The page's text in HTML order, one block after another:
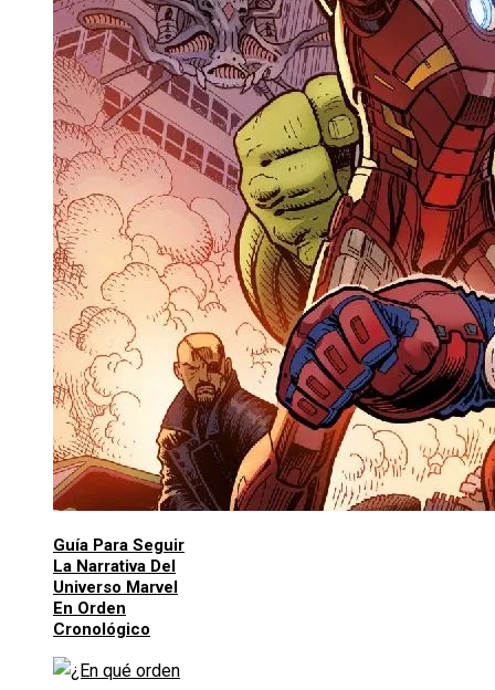
Guía Para Seguir
La Narrativa Del
Universo Marvel
En Orden
Cronológico